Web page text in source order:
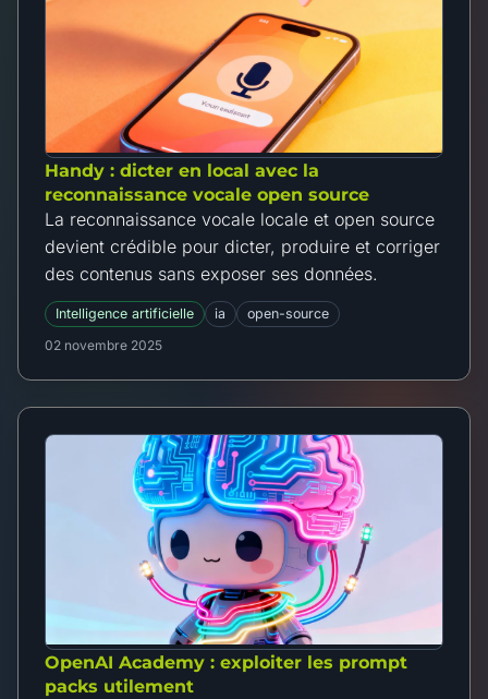
Handy : dicter en local avec la
reconnaissance vocale open source
La reconnaissance vocale locale et open source
devient crédible pour dicter, produire et corriger
des contenus sans exposer ses données.
Intelligence artificielle ia
open-source
02 novembre 2025
OpenAI Academy : exploiter les prompt
packs utilement